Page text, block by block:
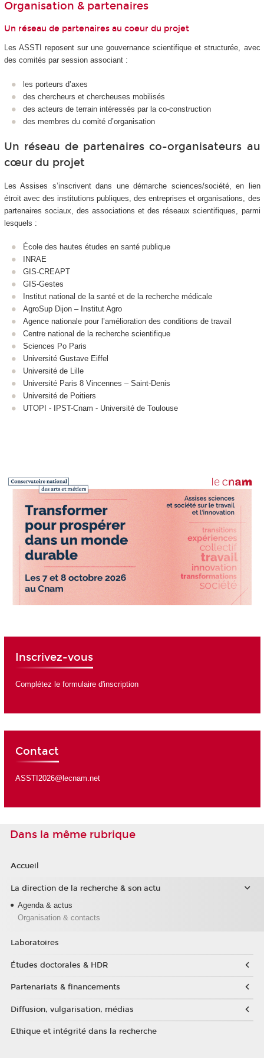
Organisation & partenaires
Un réseau de partenaires au coeur du projet
Les ASSTI reposent sur une gouvernance scientifique et structurée, avec
des comités par session associant :
les porteurs d’axes
des chercheurs et chercheuses mobilisés
des acteurs de terrain intéressés par la co-construction
des membres du comité d’organisation
Un réseau de partenaires co-organisateurs au
cœur du projet
Les Assises s’inscrivent dans une démarche sciences/société, en lien
étroit avec des institutions publiques, des entreprises et organisations, des
partenaires sociaux, des associations et des réseaux scientifiques, parmi
lesquels :
École des hautes études en santé publique
INRAE
GIS-CREAPT
GIS-Gestes
Institut national de la santé et de la recherche médicale
AgroSup Dijon – Institut Agro
Agence nationale pour l’amélioration des conditions de travail
Centre national de la recherche scientifique
Sciences Po Paris
Université Gustave Eiffel
Université de Lille
Université Paris 8 Vincennes – Saint-Denis
Université de Poitiers
UTOPI - IPST-Cnam - Université de Toulouse
Inscrivez-vous
Complétez le formulaire d'inscription
Contact
ASSTI2026@lecnam.net
Dans la même rubrique
Accueil
La direction de la recherche & son actu
Agenda & actus
Organisation & contacts
Laboratoires
Études doctorales & HDR
Partenariats & financements
Diffusion, vulgarisation, médias
Ethique et intégrité dans la recherche